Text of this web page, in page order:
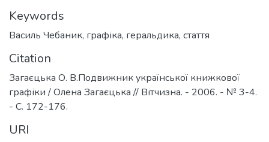
Keywords
Василь Чебаник, графіка, геральдика, стаття
Citation
Загаєцька О. В.Подвижник української книжкової
графіки / Олена Загаєцька // Вітчизна. - 2006. - № 3-4.
- С. 172-176.
URI